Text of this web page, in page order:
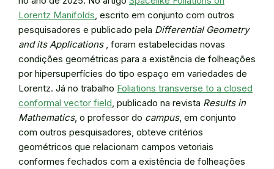
Lorentz Manifolds , escrito em conjunto com outros
pesquisadores e publicado pela Differential Geometry
and its Applications, foram estabelecidas novas
condições geométricas para a existência de folheações
por hipersuperfícies do tipo espaço em variedades de
Lorentz. Já no trabalho Foliations transverse to a closed
conformal vector field , publicado na revista Results in
Mathematics, o professor do campus, em conjunto
com outros pesquisadores, obteve critérios
geométricos que relacionam campos vetoriais
conformes fechados com a existência de folheações